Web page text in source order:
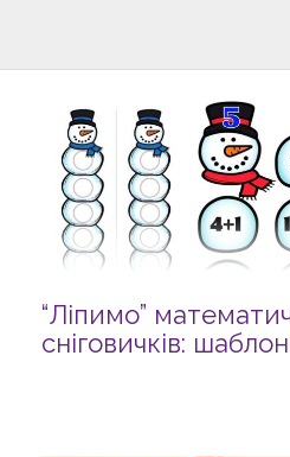
“Ліпимо”
сніговичків: